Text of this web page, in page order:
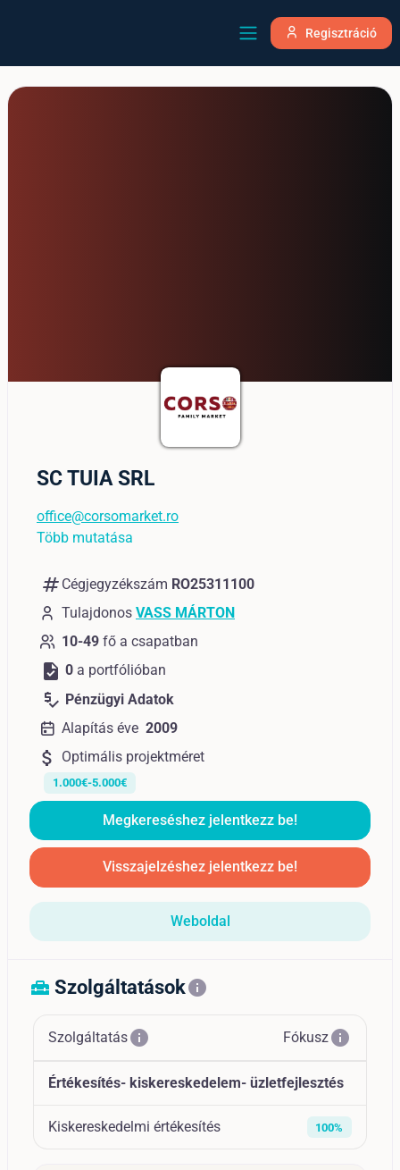
Regisztráció
SC TUIA SRL
office@corsomarket.ro
Több mutatása
numbers Cégjegyzékszám RO25311100
Tulajdonos VASS MÁRTON
10-49 fő a csapatban
task 0 a portfólióban
price_check Pénzügyi Adatok
Alapítás éve 2009
attach_money Optimális projektméret
1.000€-5.000€
Megkereséshez jelentkezz be!
Visszajelzéshez jelentkezz be!
Weboldal
home_repair_service Szolgáltatásokinfo
Szolgáltatásinfo Fókuszinfo
Értékesítés- kiskereskedelem- üzletfejlesztés
Kiskereskedelmi értékesítés 100%